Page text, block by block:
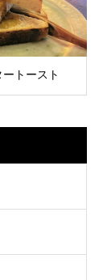
ートースト